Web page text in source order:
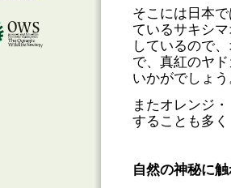
そこには日本
ているサキシ
しているので
で、真紅のヤ
いかがでしょう
またオレンジ
することも多
自然の神秘に